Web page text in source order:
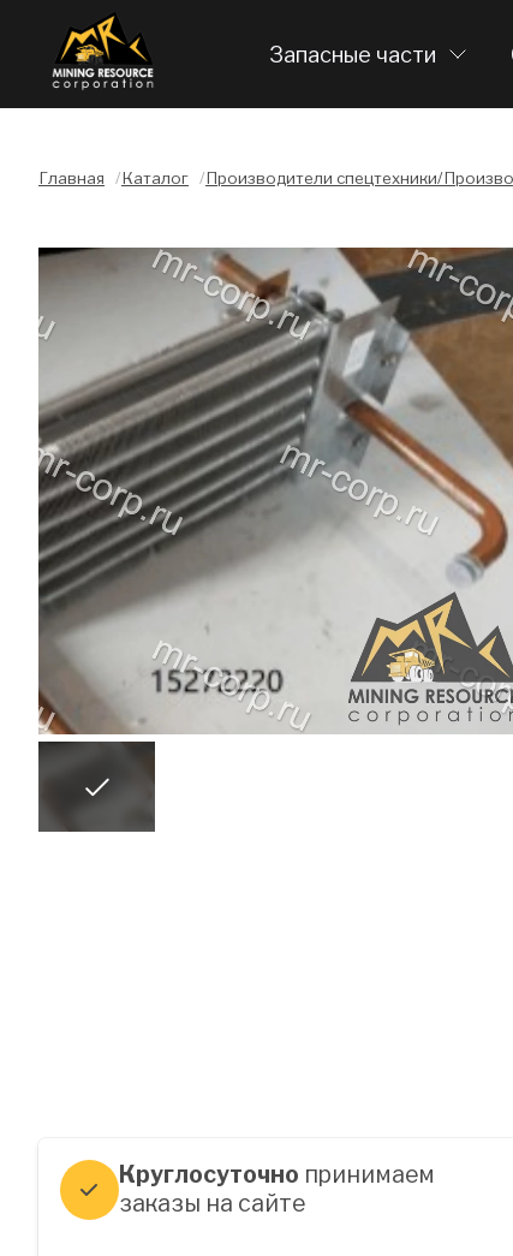
Запасные части
Главная /Каталог /Производители спецтехники/
Слайдшоу
Круглосуточно принимаем
заказы на сайте